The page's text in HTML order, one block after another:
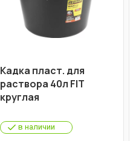
Кадка пласт. для
раствора 40л FIT
круглая
в наличии